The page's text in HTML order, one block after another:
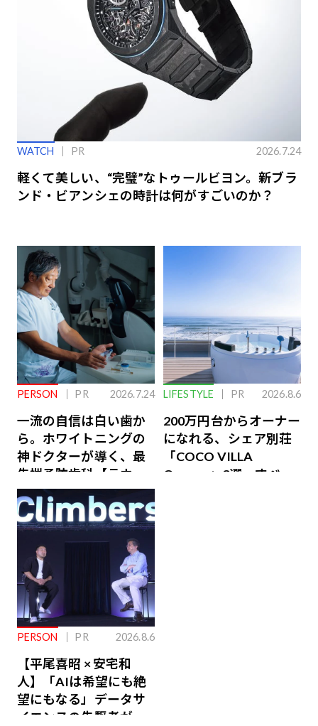
WATCH PR 2026.7.24
軽くて美しい、“完璧”なトゥールビヨン。新ブラ
ンド・ビアンシェの時計は何がすごいのか？
PERSON PR 2026.7.24
一流の自信は白い歯か
ら。ホワイトニングの
神ドクターが導く、最
先端予防歯科【ラウン
ジ会員特典あり】
LIFESTYLE PR 2026.8.6
200万円台からオーナー
になれる、シェア別荘
「COCO VILLA
Owners」3選。すべて
PERSON PR 2026.8.6
【平尾喜昭 × 安宅和
人】「AIは希望にも絶
望にもなる」データサ
イエンスの先駆者が語